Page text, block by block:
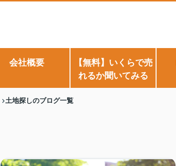
会社概要
【無料】いくらで売
れるか聞いてみる
土地探しのブログ一覧